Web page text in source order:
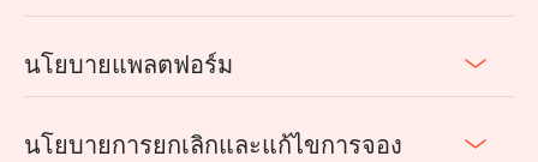
นโยบายแพลตฟอร์ม
นโยบายการยกเลิกและแก้ไขการจอง